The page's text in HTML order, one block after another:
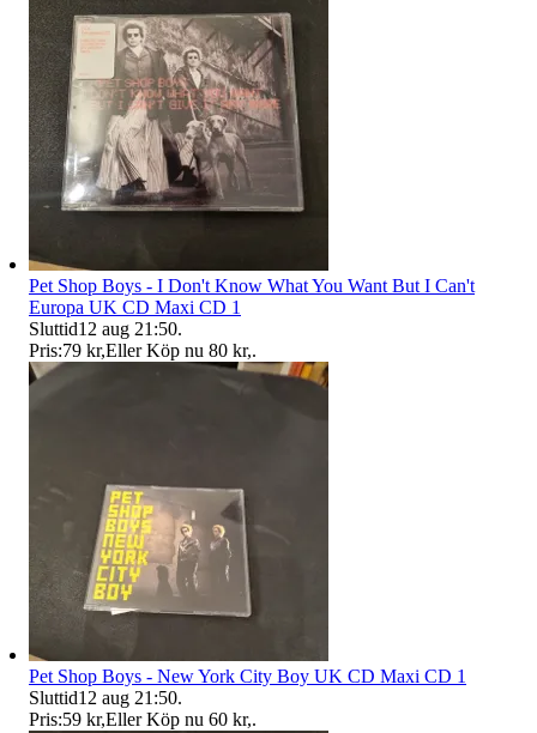
Pet Shop Boys - I Don't Know What You Want But I Can't
Europa UK CD Maxi CD 1
Sluttid12 aug 21:50.
Pris:79 kr,Eller Köp nu 80 kr,.
Pet Shop Boys - New York City Boy UK CD Maxi CD 1
Sluttid12 aug 21:50.
Pris:59 kr,Eller Köp nu 60 kr,.